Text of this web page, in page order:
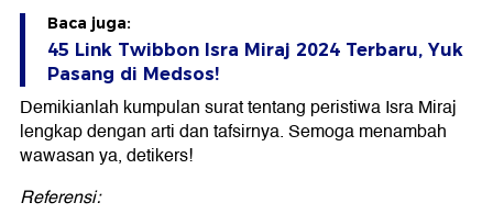
Baca juga:
45 Link Twibbon Isra Miraj 2024 Terbaru, Yuk
Pasang di Medsos!
Demikianlah kumpulan surat tentang peristiwa Isra Miraj
lengkap dengan arti dan tafsirnya. Semoga menambah
wawasan ya, detikers!
Referensi: